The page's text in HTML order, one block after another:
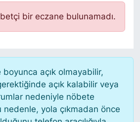
bir eczane bulunamadı.
açık olmayabilir,
açık kalabilir veya
nedeniyle nöbete
nedenle, yola çıkmadan önce